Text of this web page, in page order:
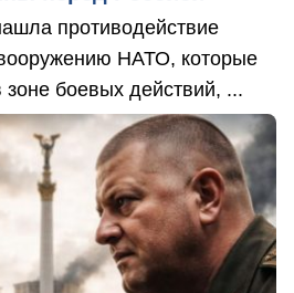
противодействие
НАТО, которые
боевых действий, ...